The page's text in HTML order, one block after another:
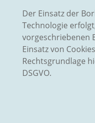
Der Einsatz der
Technologie
vorgeschriebenen
Einsatz von
Rechtsgrundlage
DSGVO.